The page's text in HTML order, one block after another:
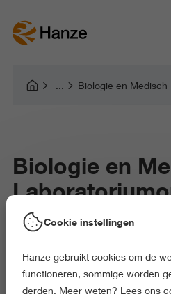
Biologie en
Medische
module 1
Cookie instellingen
Hanze gebruikt cookies om de
functioneren, sommige worden
derden. Meer weten? Lees ons